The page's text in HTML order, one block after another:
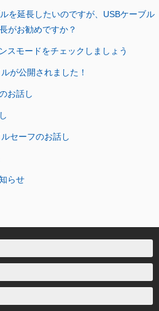
を延長したいのですが、USBケーブル
がお勧めですか？
スモードをチェックしましょう
が公開されました！
お話し
セーフのお話し
らせ